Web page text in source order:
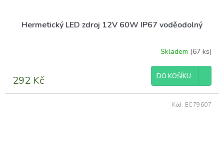
Hermetický LED zdroj 12V 60W IP67 voděodolný
Skladem (67 ks)
292 Kč DO KOŠÍKU
Kód: EC79607